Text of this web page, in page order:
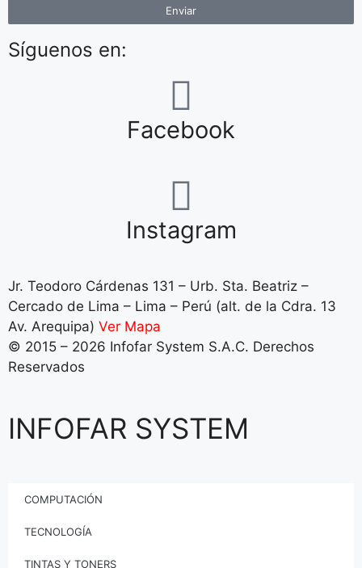
Enviar
Síguenos en:
Facebook
Instagram
Jr. Teodoro Cárdenas 131 – Urb. Sta. Beatriz –
Cercado de Lima – Lima – Perú (alt. de la Cdra. 13
Av. Arequipa) Ver Mapa
© 2015 – 2026 Infofar System S.A.C. Derechos
Reservados
INFOFAR SYSTEM
COMPUTACIÓN
TECNOLOGÍA
TINTAS Y TONERS